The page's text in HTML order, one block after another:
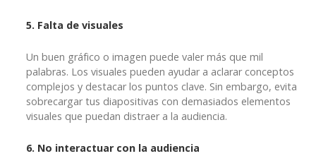
5. Falta de visuales
Un buen gráfico o imagen puede valer más que mil
palabras. Los visuales pueden ayudar a aclarar conceptos
complejos y destacar los puntos clave. Sin embargo, evita
sobrecargar tus diapositivas con demasiados elementos
visuales que puedan distraer a la audiencia.
6. No interactuar con la audiencia